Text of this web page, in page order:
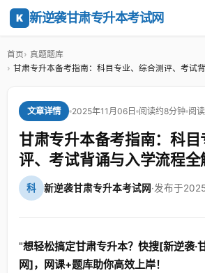
K 新逆袭甘肃专升本考试网
首页
真题题库
甘肃专升本备考指南：科目专业、综合测评、考试
文章详情 2025年11月06日 阅读约8分钟 阅
甘肃专升本备考指南：科目
评、考试背诵与入学流程全
科 新逆袭甘肃专升本考试网·发布于
"想轻松搞定甘肃专升本？快搜[新逆袭·
网]，网课+题库助你高效上岸！